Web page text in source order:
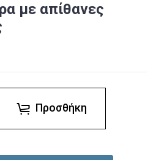
με απίθανες
Προσθήκη